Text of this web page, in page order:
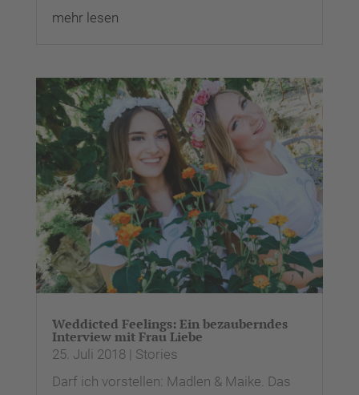
mehr lesen
Weddicted Feelings: Ein bezauberndes
Interview mit Frau Liebe
25. Juli 2018| Stories
Darf ich vorstellen: Madlen & Maike. Das